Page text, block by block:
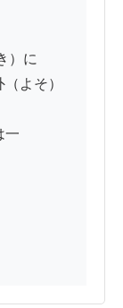
）に
よそ）
一